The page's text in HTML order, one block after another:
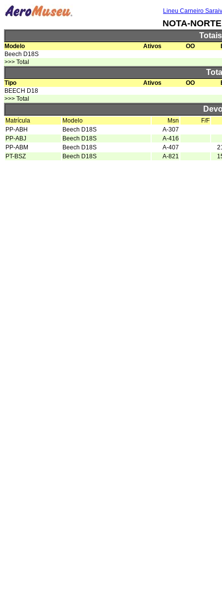
Lineu Carneiro
NOTA-
Modelo Ativos OO
Beech D18S
>>> Total
Tipo Ativos OO
BEECH D18
>>> Total
Matrícula Modelo Msn
F/F
PP-ABH
Beech D18S
A-307
PP-ABJ
Beech D18S
A-416
PP-ABM
Beech D18S A-407
PT-BSZ
Beech D18S A-821